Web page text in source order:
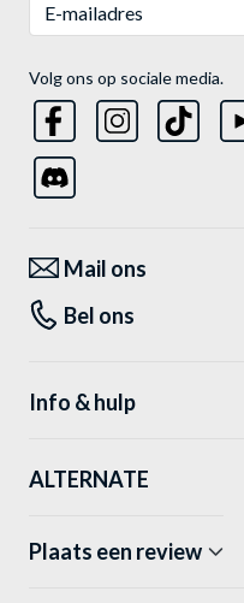
Volg ons op sociale media.
Mail ons
Bel ons
Info & hulp
ALTERNATE
Plaats een review